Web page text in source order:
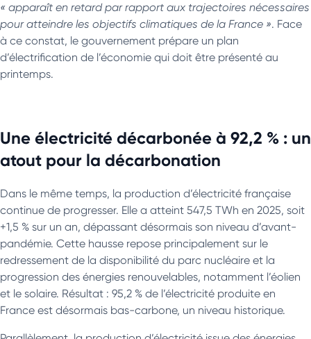
« apparaît en retard par rapport aux trajectoires nécessaires
pour atteindre les objectifs climatiques de la France ». Face
à ce constat, le gouvernement prépare un plan
d’électrification de l’économie qui doit être présenté au
printemps.
Une électricité décarbonée à 92,2 % : un
atout pour la décarbonation
Dans le même temps, la production d’électricité française
continue de progresser. Elle a atteint 547,5 TWh en 2025, soit
+1,5 % sur un an, dépassant désormais son niveau d’avant-
pandémie. Cette hausse repose principalement sur le
redressement de la disponibilité du parc nucléaire et la
progression des énergies renouvelables, notamment l’éolien
et le solaire. Résultat : 95,2 % de l’électricité produite en
France est désormais bas-carbone, un niveau historique.